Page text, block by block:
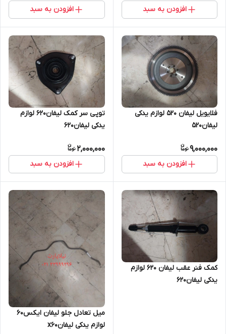
افزودن به سبد افزودن به سبد
فلایویل لیفان ۵۲۰ لوازم یدکی
لیفان۵۲۰
9,000,000
افزودن به سبد
توپی سر کمک لیفان۶۲۰ لوازم
یدکی لیفان۶۲۰
2,000,000
افزودن به سبد
کمک فنر عقب لیفان ۶۲۰ لوازم
یدکی لیفان۶۲۰
میل تعادل جلو لیفان ایکس۶۰
لوازم یدکی لیفانx60